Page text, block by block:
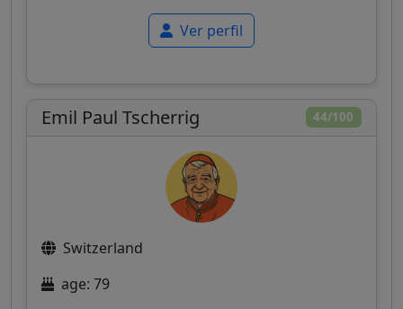
Ver perfil
44/100
Emil Paul Tscherrig
Switzerland
age: 79